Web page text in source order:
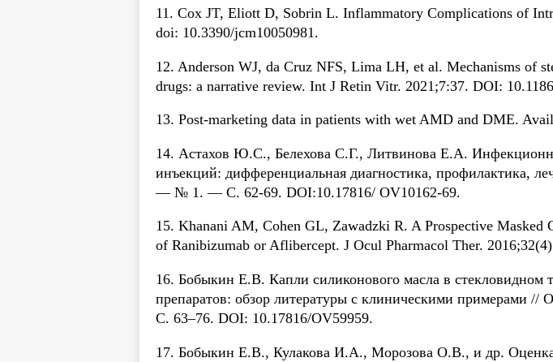
11. Cox JT, Eliott D, Sobrin L. Inflammatory Complications of
doi: 10.3390/jcm10050981.
12. Anderson WJ, da Cruz NFS, Lima LH, et al. Mechanisms of
drugs: a narrative review. Int J Retin Vitr. 2021;7:37. DOI:
13. Post-marketing data in patients with wet AMD and DME.
14. Астахов Ю.С., Белехова С.Г., Литвинова Е.А.
инъекций: дифференциальная диагностика, профилактика,
— № 1. — С. 62-69. DOI:10.17816/ OV10162-69.
15. Khanani AM, Cohen GL, Zawadzki R. A Prospective
of Ranibizumab or Aflibercept. J Ocul Pharmacol Ther.
16. Бобыкин Е.В. Капли силиконового масла в стекловидном
препаратов: обзор литературы с клиническими
С. 63–76. DOI: 10.17816/OV59959.
17. Бобыкин Е.В., Кулакова И.А., Морозова О.В., и др. Оценка